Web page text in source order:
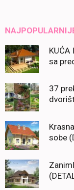
KUĆA
sa
37
sobe